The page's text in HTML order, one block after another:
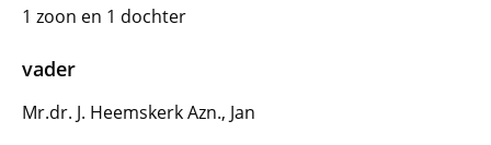
1 zoon en 1 dochter
vader
Mr.dr. J. Heemskerk Azn., Jan